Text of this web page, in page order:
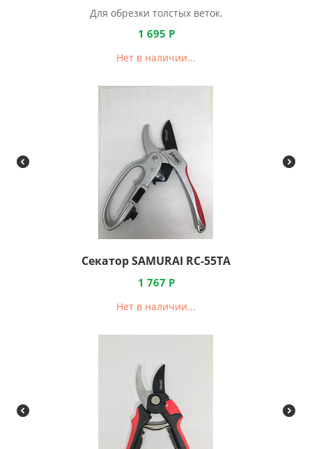
Для обрезки толстых веток.
1 695 Р
Нет в наличии...
Секатор SAMURAI RC-55TA
1 767 Р
Нет в наличии...